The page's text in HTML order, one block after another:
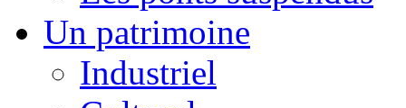
Un patrimoine
Industriel